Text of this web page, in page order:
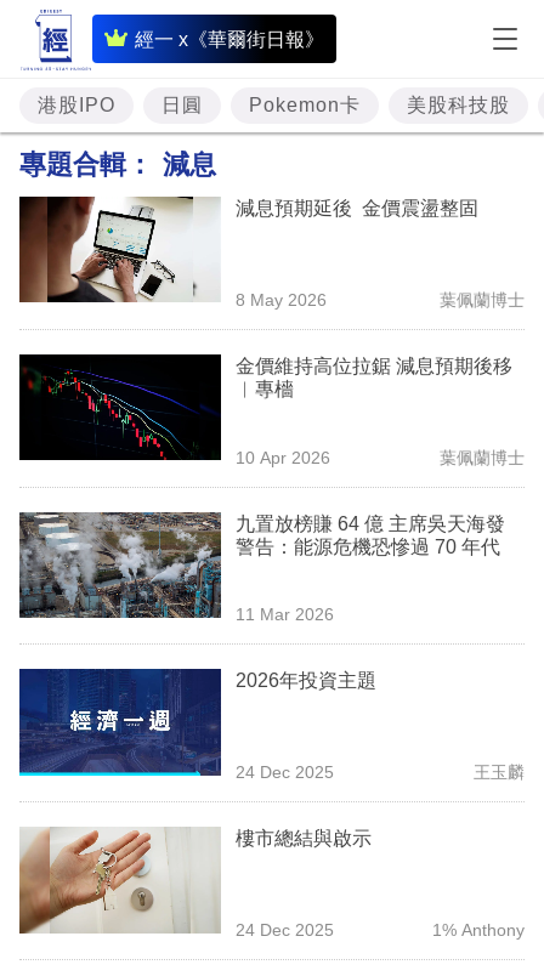
經一 x《華爾街日報》
即
時
財
經
題
投
資
樓
市
理
商
業
科
技
職
場
生
時
事
港股IPO 日圓 Pokemon卡 美股科技股
專題合輯： 減息
減息預期延後 金價震盪整固
8 May 2026 葉佩蘭博士
金價維持高位拉鋸 減息預期後移
︳專檣
10 Apr 2026 葉佩蘭博士
九置放榜賺 64 億 主席吳天海發
警告：能源危機恐慘過 70 年代
11 Mar 2026
2026年投資主題
24 Dec 2025 王玉麟
樓市總結與啟示
24 Dec 2025 1% Anthony